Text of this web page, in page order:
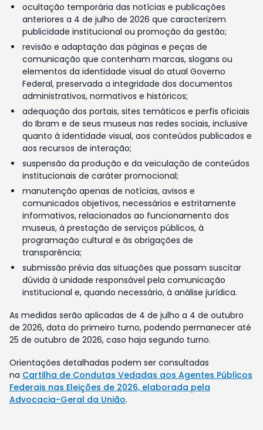
ocultação temporária das notícias e publicações
anteriores a 4 de julho de 2026 que caracterizem
publicidade institucional ou promoção da gestão;
revisão e adaptação das páginas e peças de
comunicação que contenham marcas, slogans ou
elementos da identidade visual do atual Governo
Federal, preservada a integridade dos documentos
administrativos, normativos e históricos;
adequação dos portais, sites temáticos e perfis oficiais
do Ibram e de seus museus nas redes sociais, inclusive
quanto à identidade visual, aos conteúdos publicados e
aos recursos de interação;
suspensão da produção e da veiculação de conteúdos
institucionais de caráter promocional;
manutenção apenas de notícias, avisos e
comunicados objetivos, necessários e estritamente
informativos, relacionados ao funcionamento dos
museus, à prestação de serviços públicos, à
programação cultural e às obrigações de
transparência;
submissão prévia das situações que possam suscitar
dúvida à unidade responsável pela comunicação
institucional e, quando necessário, à análise jurídica.
As medidas serão aplicadas de 4 de julho a 4 de outubro
de 2026, data do primeiro turno, podendo permanecer até
25 de outubro de 2026, caso haja segundo turno.
Orientações detalhadas podem ser consultadas
na Cartilha de Condutas Vedadas aos Agentes Públicos
Federais nas Eleições de 2026, elaborada pela
Advocacia-Geral da União.